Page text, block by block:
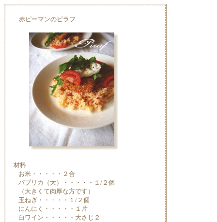
赤ピーマンのピラフ
材料
お米・・・・・２合
パプリカ（大）・・・・・１/２個
（大きくて肉厚な方です）
玉ねぎ・・・・・１/２個
にんにく・・・・・１片
白ワイン・・・・・大さじ２